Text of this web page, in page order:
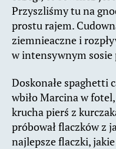
Przyszliśmy tu na
prostu rajem.
ziemnieaczne i
w intensywnym
Doskonałe spaghetti
wbiło Marcina w
krucha pierś z
próbował flaczków z
najlepsze flaczki,